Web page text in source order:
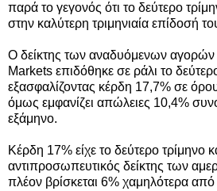
παρά το γεγονός ότι το δεύτερο
στην καλύτερη τριμηνιαία επίδοσή
Ο δείκτης των αναδυόμενων
Markets επιδόθηκε σε ράλι το
εξασφαλίζοντας κέρδη 17,7% σε
όμως εμφανίζει απώλειες 10,4%
εξάμηνο.
Κέρδη 17% είχε το δεύτερο τρίμηνο
αντιπροσωπευτικός δείκτης των
πλέον βρίσκεται 6% χαμηλότερα από